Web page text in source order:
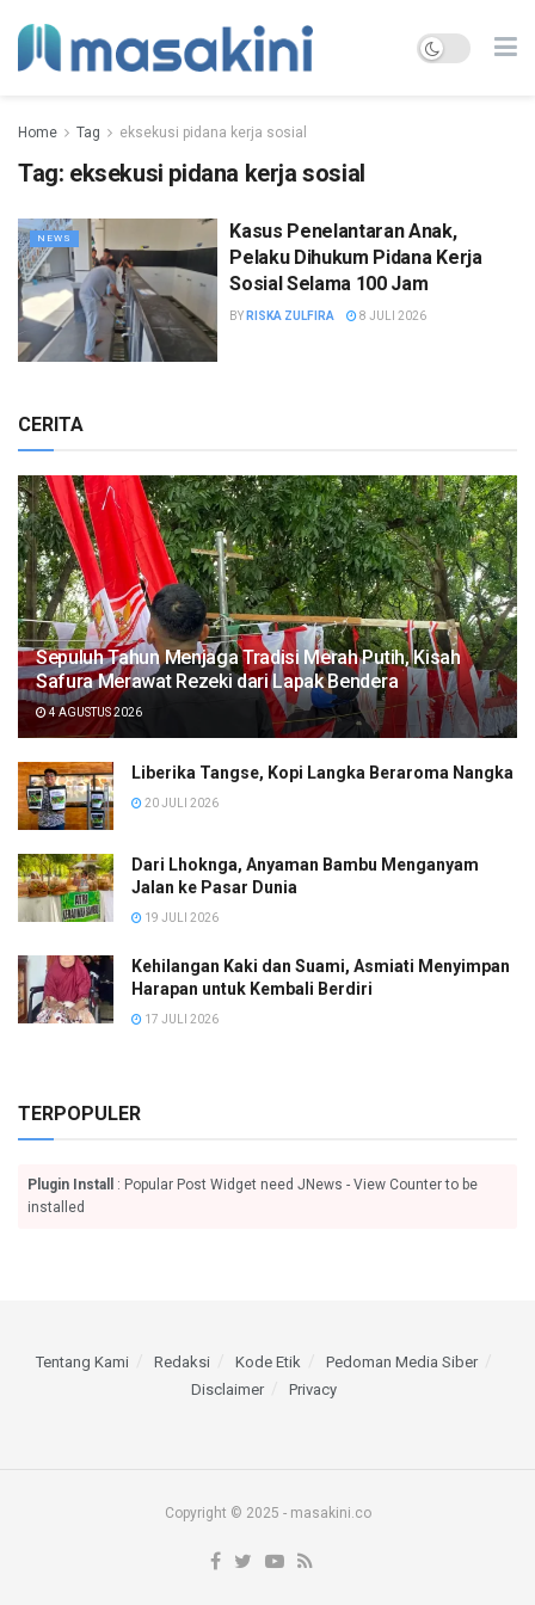
Home Tag eksekusi pidana kerja sosial
Tag: eksekusi pidana kerja sosial
NEWS
Kasus Penelantaran Anak,
Pelaku Dihukum Pidana Kerja
Sosial Selama 100 Jam
BY RISKA ZULFIRA 8 JULI 2026
CERITA
Sepuluh Tahun Menjaga Tradisi Merah Putih, Kisah
Safura Merawat Rezeki dari Lapak Bendera
4 AGUSTUS 2026
Liberika Tangse, Kopi Langka Beraroma Nangka
20 JULI 2026
Dari Lhoknga, Anyaman Bambu Menganyam
Jalan ke Pasar Dunia
19 JULI 2026
Kehilangan Kaki dan Suami, Asmiati Menyimpan
Harapan untuk Kembali Berdiri
17 JULI 2026
TERPOPULER
Plugin Install
: Popular Post Widget need JNews - View Counter to be
installed
Tentang Kami Redaksi Kode Etik
Pedoman Media Siber
Disclaimer
Privacy
Copyright © 2025 - masakini.co